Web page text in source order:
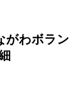
がわボラ